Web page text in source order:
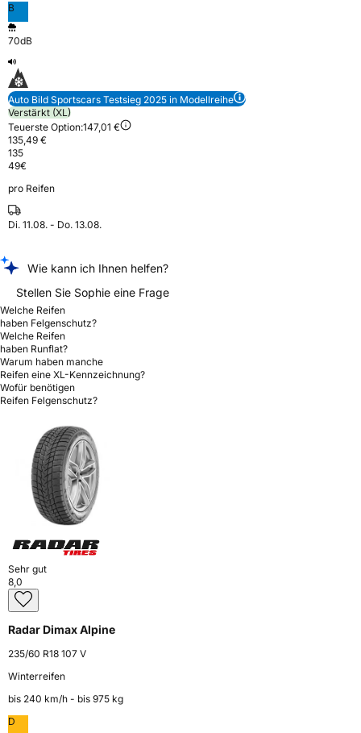
B
70dB
Auto Bild Sportscars Testsieg 2025 in Modellreihe
Verstärkt (XL)
Teuerste Option:147,01 €
135,49 €
135
49€
pro Reifen
Di. 11.08. - Do. 13.08.
Wie kann ich Ihnen helfen?
Stellen Sie Sophie eine Frage
Welche Reifen
haben Felgenschutz?
Welche Reifen
haben Runflat?
Warum haben manche
Reifen eine XL-Kennzeichnung?
Wofür benötigen
Reifen Felgenschutz?
Sehr gut
8,0
Radar Dimax Alpine
235/60 R18 107 V
Winterreifen
bis 240 km⁠/⁠h - bis 975 kg
D